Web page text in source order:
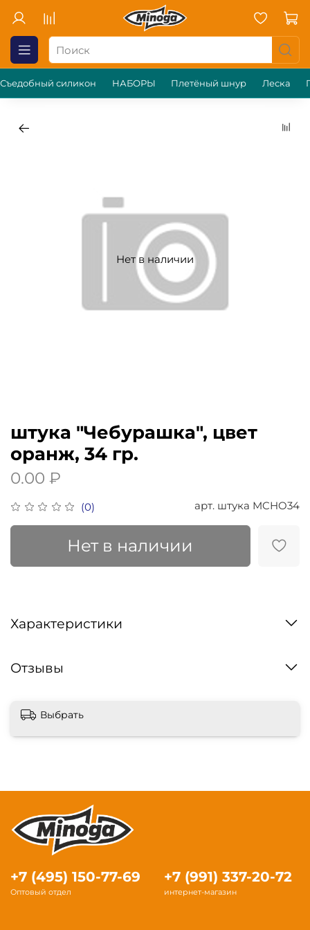
Съедобный силикон НАБОРЫ Плетёный шнур Леска
Нет в наличии
(0) арт. штука MCHO34
штука "Чебурашка", цвет
оранж, 34 гр.
0.00 ₽
Нет в наличии
Характеристики
Отзывы
Выбрать
+7 (495) 150-77-69
Оптовый отдел
+7 (991) 337-20-72
интернет-магазин